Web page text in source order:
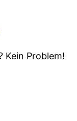
Kein Problem!